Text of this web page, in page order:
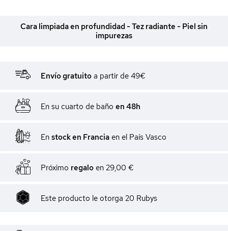
Cara limpiada en profundidad - Tez radiante - Piel sin
impurezas
Envío gratuito a partir de 49€
En su cuarto de baño en 48h
En stock en Francia en el País Vasco
Próximo regalo en 29,00 €
Este producto le otorga 20 Rubys